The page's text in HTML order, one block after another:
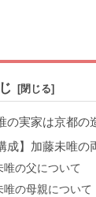
の実家は京都の
成】加藤未唯
唯の父について
唯の母親について